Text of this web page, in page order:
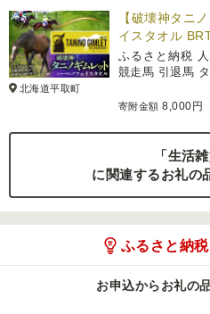
北海道平取町
【破壊神タニ
イスタオル
ふるさと納税
競走馬 引退馬
寄附金額 8,000円
「生活雑
に関連するお礼の
ふるさと納
お申込からお礼の